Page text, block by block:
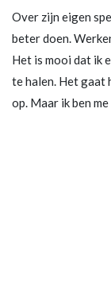
Over zijn eigen
beter doen.
Het is mooi dat ik
te halen. Het gaat
op. Maar ik ben